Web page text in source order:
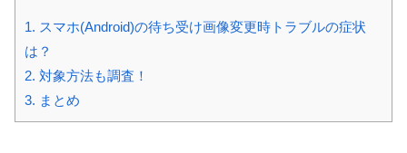
1. スマホ(Android)の待ち受け画像変更時トラブルの症状
は？
2. 対象方法も調査！
3. まとめ